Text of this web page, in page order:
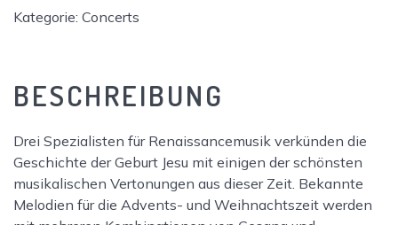
Ort
Kategorie: Concerts
BESCHREIBUNG
Drei Spezialisten für Renaissancemusik verkünden die
Geschichte der Geburt Jesu mit einigen der schönsten
musikalischen Vertonungen aus dieser Zeit. Bekannte
Melodien für die Advents- und Weihnachtszeit werden